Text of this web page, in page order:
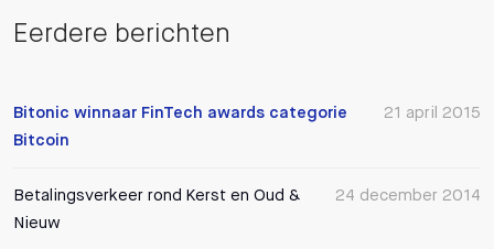
Eerdere berichten
21 april 2015
Bitonic winnaar FinTech awards categorie
Bitcoin
24 december 2014
Betalingsverkeer rond Kerst en Oud &
Nieuw